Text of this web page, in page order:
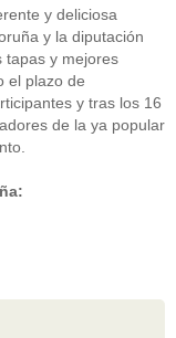
y deliciosa
y la diputación
tapas y mejores
el plazo de
y tras los 16
de la ya popular